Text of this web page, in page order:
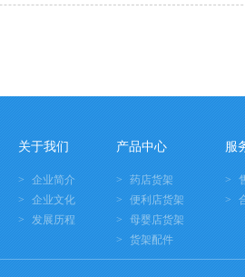
关于我们
企业简介
企业文化
发展历程
产品中心
药店货架
便利店货架
母婴店货架
货架配件
服